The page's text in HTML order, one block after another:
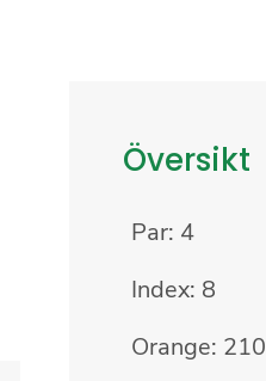
Översikt
Par: 4
Index: 8
Orange: 210